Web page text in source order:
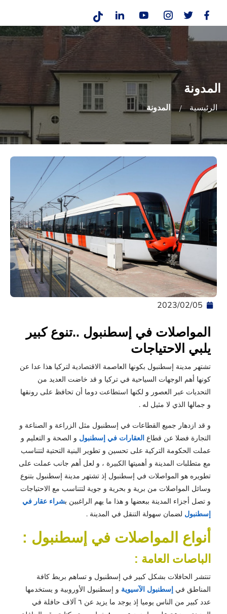
المدونة
الرئيسية المدونة
05‏/02‏/2023
المواصلات في إسطنبول ..تنوع كبير
يلبي الاحتياجات
تشتهر مدينة إسطنبول بكونها العاصمة الاقتصادية لتركيا هذا عدا عن
كونها أهم الوجهات السياحية في تركيا و قد خاضت العديد من
التحديات عبر العصور و لكنها استطاعت دوما أن تحافظ على رونقها
و جمالها الذي لا مثيل له .
و قد ازدهار جميع القطاعات في إسطنبول مثل الزراعة و الصناعة و
التجارة فضلا عن قطاع العقارات في إسطنبول و الصحة و التعليم و
عملت الحكومة التركية على تحسين و تطوير البنية التحتية لتتناسب
مع متطلبات المدينة و أهميتها الكبيرة ، و لعل أهم جانب عملت على
تطويره هو المواصلات في إسطنبول إذ تشتهر مدينة إسطنبول بتنوع
وسائل المواصلات من برية و بحرية و جوية لتتناسب مع الاحتياجات
و تصل أجزاء المدينة ببعضها و هذا ما يهم الراغبين بشراء عقار في
إسطنبول لضمان سهولة التنقل في المدينة .
أنواع المواصلات في إسطنبول :
الباصات العامة :
تنتشر الحافلات بشكل كبير في إسطنبول و تساهم بربط كافة
المناطق في إسطنبول الآسيوية و إسطنبول الأوروبية و يستخدمها
عدد كبير من الناس يوميا إذ يوجد ما يزيد عن ٦ آلاف حافلة في